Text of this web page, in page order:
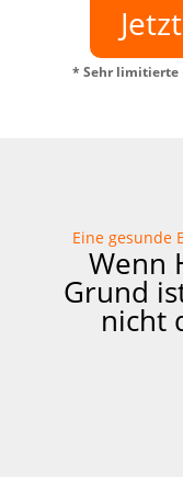
* Sehr limitierte
Eine gesunde
Wenn
Grund
nicht